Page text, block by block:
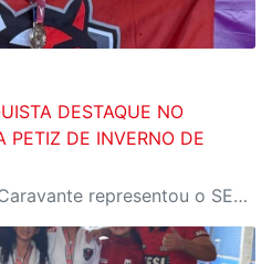
DESTAQUE NO
PETIZ DE INVERNO DE
Atleta Mariana Merlotto Caravante representou o SESI-SP em Limeira e conquistou importantes resultados individuais e em revezamentos